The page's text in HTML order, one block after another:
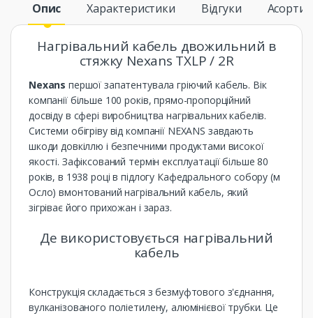
Опис Характеристики Відгуки
Нагрівальний кабель двожильний в
стяжку Nexans TXLP / 2R
Nexans першої запатентувала гріючий кабель. Вік
компанії більше 100 років, прямо-пропорційний
досвіду в сфері виробництва нагрівальних кабелів.
Системи обігріву від компанії NEXANS завдають
шкоди довкіллю і безпечними продуктами високої
якості. Зафіксований термін експлуатації більше 80
років, в 1938 році в підлогу Кафедрального собору (м
Осло) вмонтований нагрівальний кабель, який
зігріває його прихожан і зараз.
Де використовується нагрівальний
кабель
Конструкція складається з безмуфтового з'єднання,
вулканізованого поліетилену, алюмінієвої трубки. Це